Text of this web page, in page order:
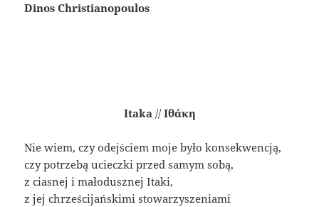
Dinos Christianopoulos
Itaka//Ιθάκη
Nie wiem, czy odejściem moje było konsekwencją,
czy potrzebą ucieczki przed samym sobą,
z ciasnej i małodusznej Itaki,
z jej chrześcijańskimi stowarzyszeniami